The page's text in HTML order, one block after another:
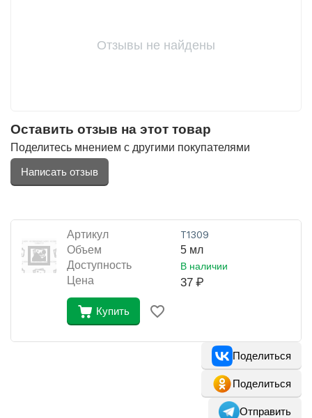
Отзывы не найдены
Оставить отзыв на этот товар
Поделитесь мнением с другими покупателями
Написать отзыв
Артикул Т1309
Объем
5 мл
Доступность
В наличии
Цена 37 ₽
Купить
Поделиться
Поделиться
Отправить